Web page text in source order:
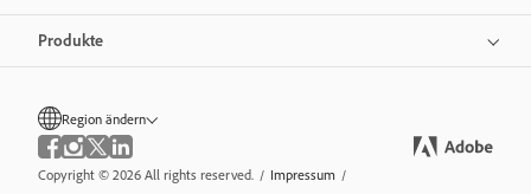
Produkte
Region ändern
Copyright © 2026 All rights reserved. / Impressum /